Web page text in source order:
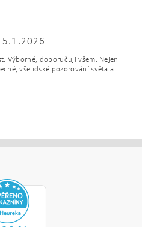
5.1.2026
Výborné, doporučuji všem. Nejen
všelidské pozorování světa a